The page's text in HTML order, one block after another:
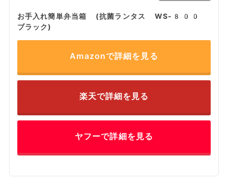
お手入れ簡単弁当箱 (抗菌ランタス WS-800
ブラック)
Amazonで詳細を見る
楽天で詳細を見る
ヤフーで詳細を見る